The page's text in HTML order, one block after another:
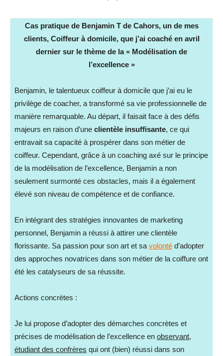
Cas pratique de Benjamin T de Cahors, un de mes
clients, Coiffeur à domicile, que j’ai coaché en avril
dernier sur le thème de la « Modélisation de
l’excellence »
Benjamin, le talentueux coiffeur à domicile que j’ai eu le
privilège de coacher, a transformé sa vie professionnelle de
manière remarquable. Au départ, il faisait face à des défis
majeurs en raison d’une clientèle insuffisante, ce qui
entravait sa capacité à prospérer dans son métier de
coiffeur. Cependant, grâce à un coaching axé sur le principe
de la modélisation de l’excellence, Benjamin a non
seulement surmonté ces obstacles, mais il a également
élevé son niveau de compétence et de confiance.
En intégrant des stratégies innovantes de marketing
personnel, Benjamin a réussi à attirer une clientèle
florissante. Sa passion pour son art et savolonté d’adopter
des approches novatrices dans son métier de la coiffure ont
été les catalyseurs de sa réussite.
Actions concrètes :
Je lui propose d’adopter des démarches concrètes et
précises de modélisation de l’excellence en observant,
étudiant des confrères qui ont (bien) réussi dans son